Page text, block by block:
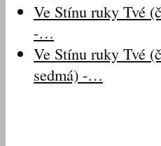
Ve Stínu ruky Tvé
-…
Ve Stínu ruky Tvé
sedmá) -…